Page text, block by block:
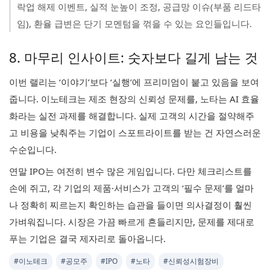
락업 해제 이벤트, 실적 눈높이 조정, 공급망 이슈(부품 리드타
임), 환율 급변은 단기 모멘텀을 꺾을 수 있는 요인들입니다.
8. 마무리 인사이트: 숫자보다 길게 남는 것
이번 랠리는 ‘이야기’보다 ‘실행’에 프리미엄이 붙고 있음을 보여
줍니다. 이노테크는 제조 현장의 신뢰성 문제를, 노타는 AI 효율
화라는 실전 과제를 해결합니다. 실제 고객의 시간을 절약해주
고 비용을 낮춰주는 기업이 스포트라이트를 받는 건 자연스러운
수순입니다.
연말 IPO는 여전히 변수 많은 게임입니다. 다만 체크리스트를
손에 쥐고, 각 기업의 제품·서비스가 고객의 ‘필수 문제’를 얼마
나 정확히 찌르는지 확인하는 습관을 들이면 의사결정이 훨씬
가벼워집니다. 시장은 가끔 빠르게 흔들리지만, 문제를 제대로
푸는 기업은 결국 제자리로 돌아옵니다.
#이노테크 #공모주 #IPO #노타
#신뢰성시험장비